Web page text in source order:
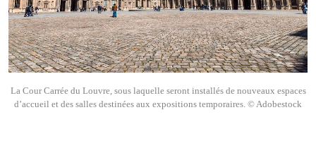
La Cour Carrée du Louvre, sous laquelle seront installés de nouveaux espaces
d’accueil et des salles destinées aux expositions temporaires. © Adobestock